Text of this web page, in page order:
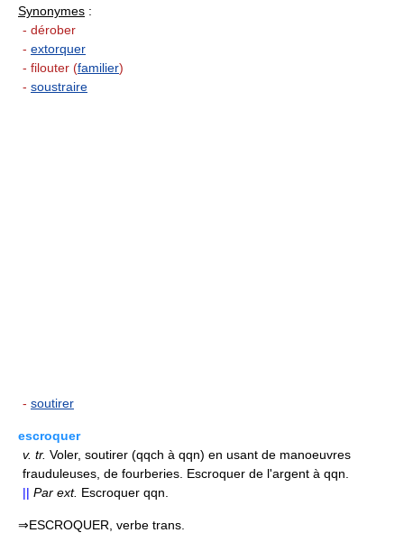
Synonymes :
- dérober
- extorquer
- filouter (familier)
- soustraire
- soutirer
escroquer
v. tr. Voler, soutirer (qqch à qqn) en usant de manoeuvres
frauduleuses, de fourberies. Escroquer de l'argent à qqn.
|| Par ext. Escroquer qqn.
⇒ESCROQUER, verbe trans.